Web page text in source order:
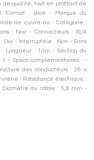
de qualité, tout en profitant de
Format : droit - Marque du
de cuivre nu - Catégorie :
: Noir - Connecteurs : XLR
Oui - Interrupteur : Non - Sans
Longueur : 10m - Section du
- Specs complémentaires : -
des conducteurs : 28 x
- Résistance électrique :
du câble : 5,8 mm -